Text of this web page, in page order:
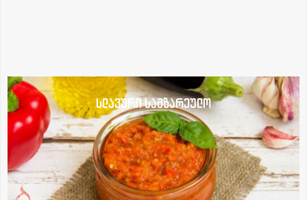
სლავური სამზარეულო